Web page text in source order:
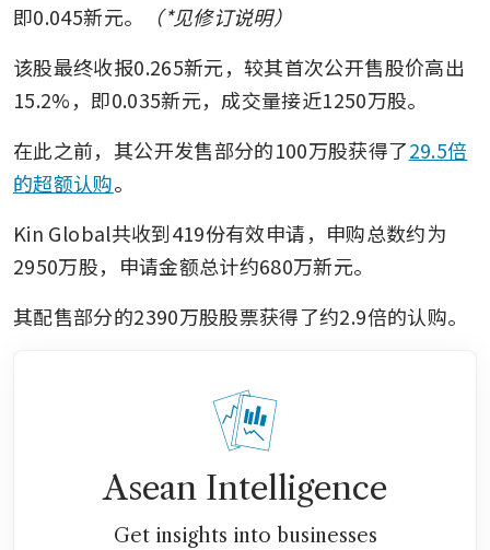
即0.045新元。
（*见修订说明）
该股最终收报0.265新元，较其首次公开售股价高出
15.2%，即0.035新元，成交量接近1250万股。
在此之前，其公开发售部分的100万股获得了29.5倍
的超额认购。
Kin Global共收到419份有效申请，申购总数约为
2950万股，申请金额总计约680万新元。
其配售部分的2390万股股票获得了约2.9倍的认购。
Asean Intelligence
Get insights into businesses